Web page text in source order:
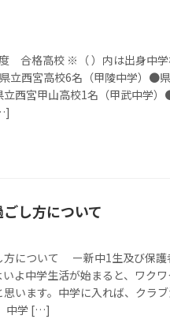
合格高校 ※（ ）内は出身中
立西宮高校6名（甲陵中学）●
立西宮甲山高校1名（甲武中学
し方について
方について ー新中1生及び保護
よ中学生活が始まると、ワク
います。中学に入れば、クラ
中学 […]